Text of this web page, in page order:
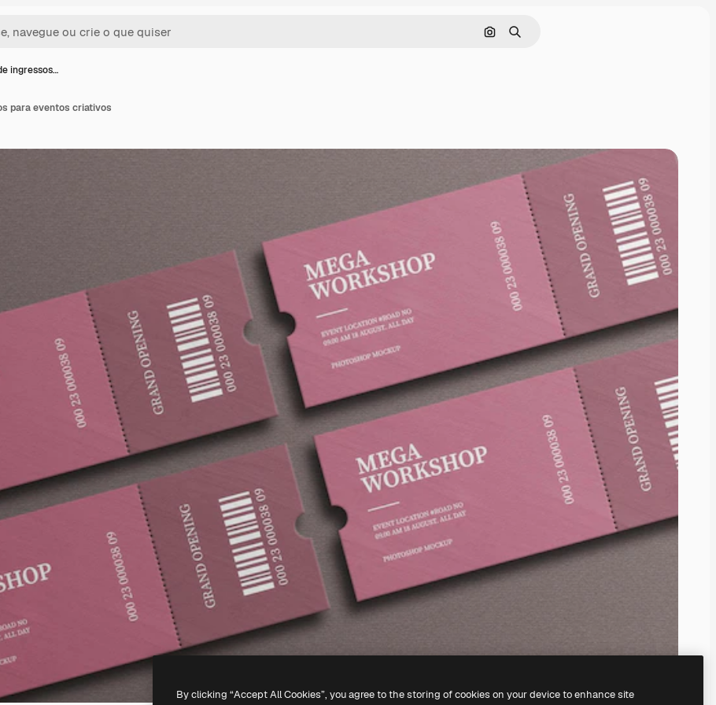
Pesquisar por imagem
Buscar
ingressos…
para eventos criativos
By clicking “Accept All Cookies”, you agree to the storing of cookies on your device to enhance site